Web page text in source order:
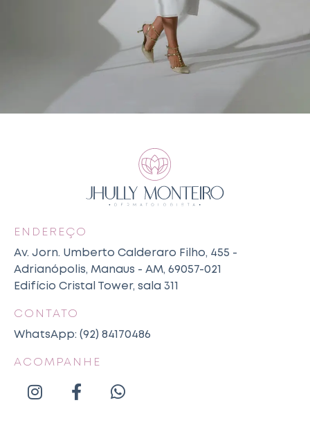
ENDEREÇO
Av. Jorn. Umberto Calderaro Filho, 455 -
Adrianópolis, Manaus - AM, 69057-021
Edifício Cristal Tower, sala 311
CONTATO
WhatsApp: (92) 84170486
ACOMPANHE